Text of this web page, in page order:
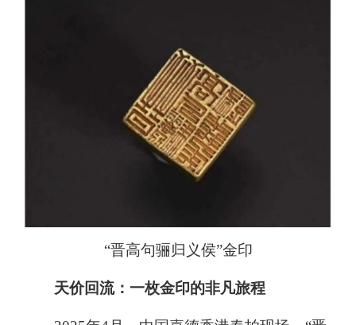
“晋高句骊归义侯”金印
天价回流：一枚金印的非凡旅程